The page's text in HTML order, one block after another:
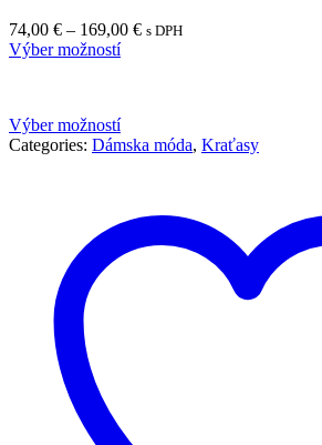
74,00 € – 169,00 €Price
s DPH
Výber možností
Výber možností
Categories: Dámska móda, Kraťasy